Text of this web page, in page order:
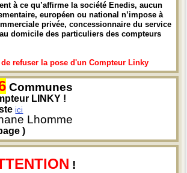
à ce qu’affirme la société Enedis, aucun
européen ou national n’impose à
privée, concessionnaire du service
domicile des particuliers des compteurs
refuser la pose d'un Compteur Linky
Communes
LINKY !
ici
Lhomme
)
!